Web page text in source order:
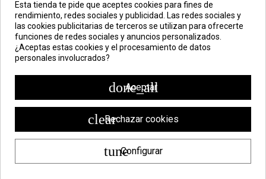
condiciones de uso
Pago seguro
Direcciones
Seguimiento de
pedidos de clientes
invitados
CONTÁCTENOS
CDV - Componentes Diesel Vidal
998 304 695 | 988 338 835
Esta tienda te pide que aceptes cookies para fines de
rendimiento, redes sociales y publicidad. Las redes sociales y
las cookies publicitarias de terceros se utilizan para ofrecerte
funciones de redes sociales y anuncios personalizados.
¿Aceptas estas cookies y el procesamiento de datos
personales involucrados?
done_all
Aceptar
clearRechazar cookies
tuneConfigurar